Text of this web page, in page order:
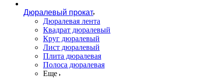
Дюралевый прокат
Дюралевая лента
Квадрат дюралевый
Круг дюралевый
Лист дюралевый
Плита дюралевая
Полоса дюралевая
Еще